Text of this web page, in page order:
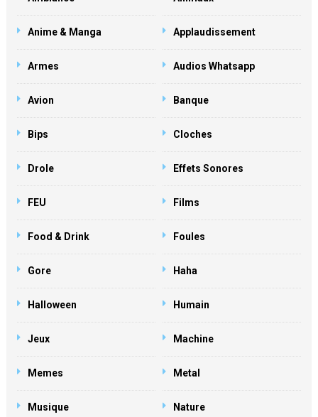
Anime & Manga Applaudissement
Armes Audios Whatsapp
Avion Banque
Bips Cloches
Drole Effets Sonores
FEU Films
Food & Drink Foules
Gore Haha
Halloween Humain
Jeux Machine
Memes Metal
Musique Nature